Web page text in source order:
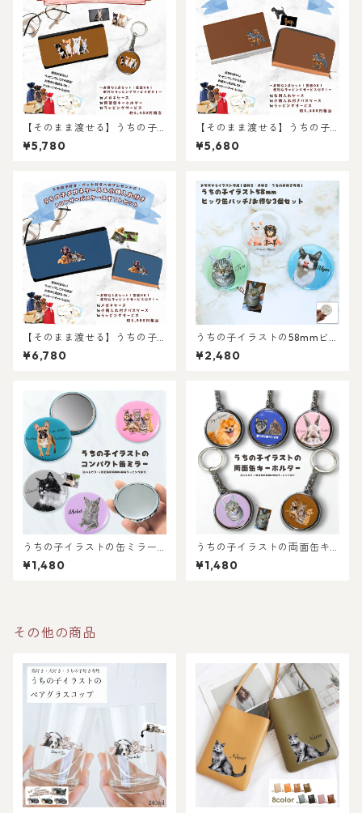
【そのまま渡せる】うちの子
メガネケースギフトセット｜
両面キーホルダーとメガネケ
も！父の日・母の日・お誕生
日プレゼントにもおすすめお
すすめ！写真からリアルなイ
ラスト作成・ラッピング無
料・ペット好き・犬好き・猫
好きへのプレゼントに！！
¥5,780
【そのまま渡せる】うちの子
名刺ケース＆小銭入れ付きカ
ードケースギフトセット｜猫
の日・母の日・お誕生日やお
祝いに！
¥5,680
【そのまま渡せる】うちの子
メガネケース＆小銭入れ付き
カードケースギフトセット｜
父の日・母の日・お誕生日や
お祝いに！
¥6,780
うちの子イラストの58mmビッ
グ缶バッチ3個セット/世界に
一つだけのイラストグッズ♪
り・ギフトやプレゼントに
も・お祝いにもおすすめ
¥2,480
うちの子イラストの缶ミラー/
世界に一つだけのイラストグ
ッズ♪猫好き・犬好き・ペッ
¥1,480
うちの子イラストの両面缶キ
ーホルダー/世界に一つだけの
イラストグッズ♪猫好き・犬
¥1,480
その他の商品